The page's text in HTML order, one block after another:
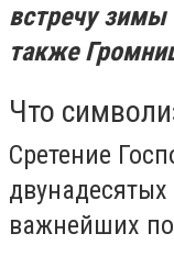
встречу зимы
также
Что
Сретение
двунадесятых
важнейших